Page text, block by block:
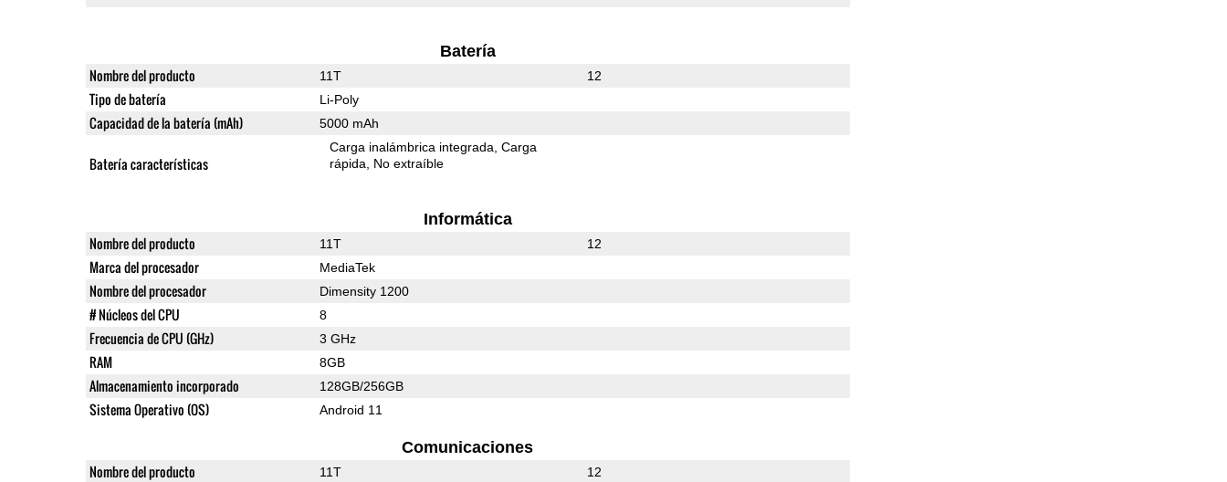
Batería
Nombre del producto 11T 12
Tipo de batería Li-Poly
Capacidad de la batería (mAh) 5000 mAh
Batería características
Carga inalámbrica integrada Carga
rápida
No extraíble
Informática
Nombre del producto 11T 12
Marca del procesador MediaTek
Nombre del procesador Dimensity 1200
# Núcleos del CPU 8
Frecuencia de CPU (GHz) 3 GHz
RAM 8GB
Almacenamiento incorporado 128GB/256GB
Sistema Operativo (OS) Android 11
Comunicaciones
Nombre del producto 11T 12